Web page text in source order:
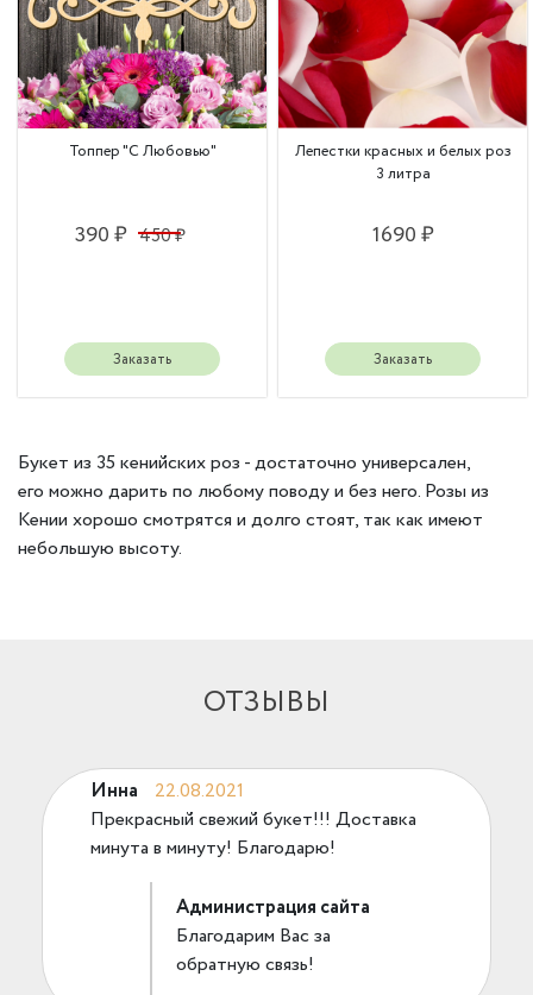
Топпер "С Любовью"
390 ₽ 450 ₽
Заказать
Лепестки красных и белых роз
3 литра
1690 ₽
Заказать
Букет из 35 кенийских роз - достаточно универсален,
его можно дарить по любому поводу и без него. Розы из
Кении хорошо смотрятся и долго стоят, так как имеют
небольшую высоту.
ОТЗЫВЫ
Инна
22.08.2021
Прекрасный свежий букет!!! Доставка
минута в минуту! Благодарю!
Администрация сайта
Благодарим Вас за
обратную связь!